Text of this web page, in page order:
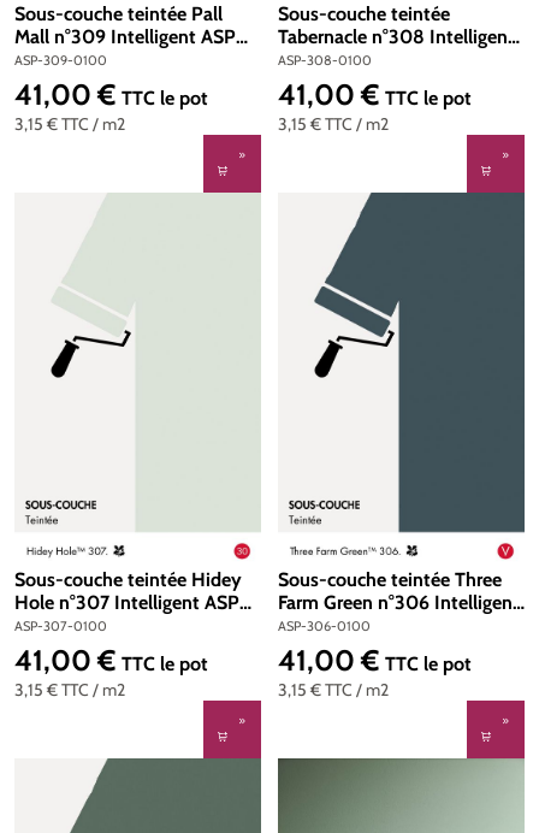
Sous-couche teintée Pall
Mall n°309 Intelligent ASP
(All Surface Primer) 1 litre
ASP-309-0100
3,15 €TTC / m2
Prix régulier :
41,00 € TTC le pot
Sous-couche teintée
Tabernacle n°308 Intelligent
ASP (All Surface Primer) 1
litre
ASP-308-0100
3,15 €TTC / m2
Prix régulier :
41,00 € TTC le pot
Sous-couche teintée Hidey
Hole n°307 Intelligent ASP
(All Surface Primer) 1 litre
ASP-307-0100
3,15 €TTC / m2
Prix régulier :
41,00 € TTC le pot
Sous-couche teintée Three
Farm Green n°306 Intelligent
ASP (All Surface Primer) 1
litre
ASP-306-0100
3,15 €TTC / m2
Prix régulier :
41,00 € TTC le pot